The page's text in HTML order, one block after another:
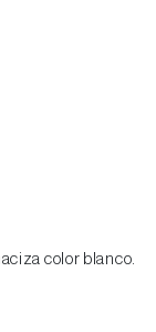
color blanco.